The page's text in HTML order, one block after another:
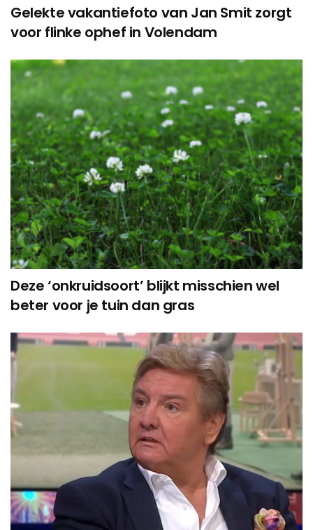
Gelekte vakantiefoto van Jan Smit zorgt
voor flinke ophef in Volendam
Deze ‘onkruidsoort’ blijkt misschien wel
beter voor je tuin dan gras